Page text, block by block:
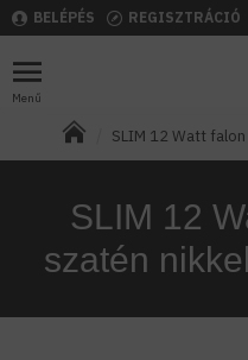
BELÉPÉS REGISZTRÁCIÓ
SLIM 12 Watt
SLIM 12
szatén